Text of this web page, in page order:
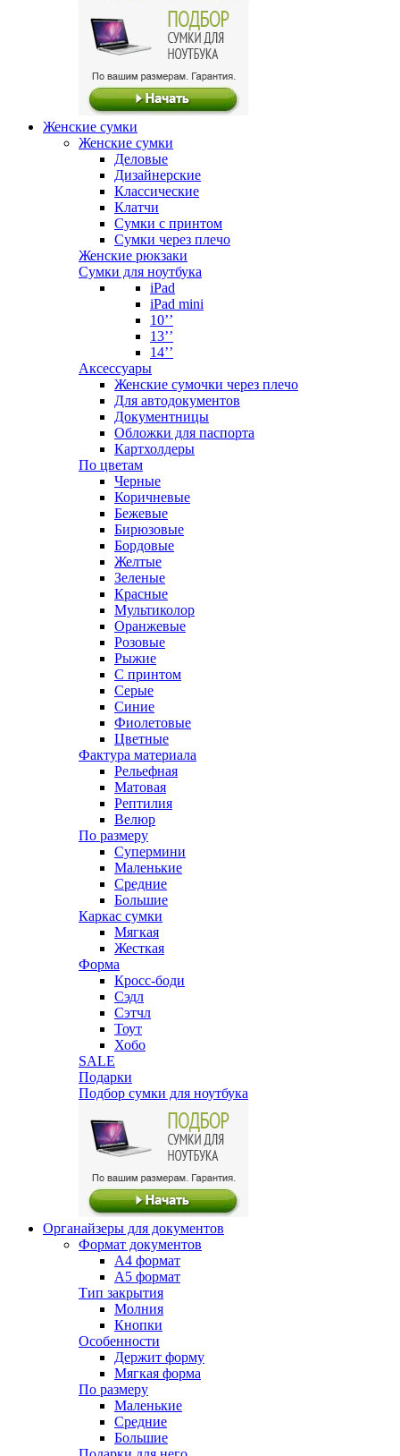
Женские сумки
Женские сумки
Деловые
Дизайнерские
Классические
Клатчи
Сумки с принтом
Сумки через плечо
Женские рюкзаки
Сумки для ноутбука
iPad
iPad mini
10’’
13’’
14’’
Аксессуары
Женские сумочки через плечо
Для автодокументов
Документницы
Обложки для паспорта
Картхолдеры
По цветам
Черные
Коричневые
Бежевые
Бирюзовые
Бордовые
Желтые
Зеленые
Красные
Мультиколор
Оранжевые
Розовые
Рыжие
С принтом
Серые
Синие
Фиолетовые
Цветные
Фактура материала
Рельефная
Матовая
Рептилия
Велюр
По размеру
Супермини
Маленькие
Средние
Большие
Каркас сумки
Мягкая
Жесткая
Форма
Кросс-боди
Сэдл
Сэтчл
Тоут
Хобо
SALE
Подарки
Подбор сумки для ноутбука
Органайзеры для документов
Формат документов
А4 формат
А5 формат
Тип закрытия
Молния
Кнопки
Особенности
Держит форму
Мягкая форма
По размеру
Маленькие
Средние
Большие